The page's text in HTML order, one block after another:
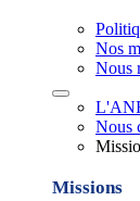
Nos
Nous
Nous
Missions